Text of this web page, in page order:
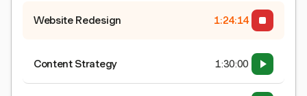
Website Redesign 1:24:15
Content Strategy 1:30:00